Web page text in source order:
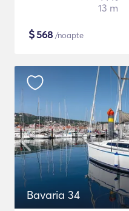
13 m
$568 /noapte
Bavaria 34